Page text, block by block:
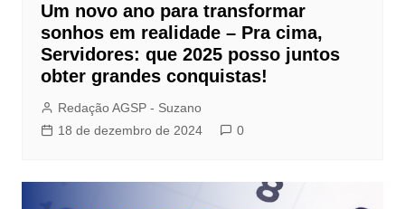
Um novo ano para transformar
sonhos em realidade – Pra cima,
Servidores: que 2025 posso juntos
obter grandes conquistas!
Redação AGSP - Suzano
18 de dezembro de 2024
0